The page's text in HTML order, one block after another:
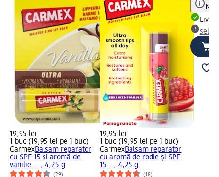
19,95 lei
1 buc (19,95 lei pe 1 buc)
CarmexBalsam reparator
cu SPF 15 și aromă de
vanilie ..., 4,25 g
(29)
19,95 lei
1 buc (19,95 lei pe 1 buc)
CarmexBalsam reparator
cu aromă de rodie și SPF
15..., 4,25 g
(18)
Notă